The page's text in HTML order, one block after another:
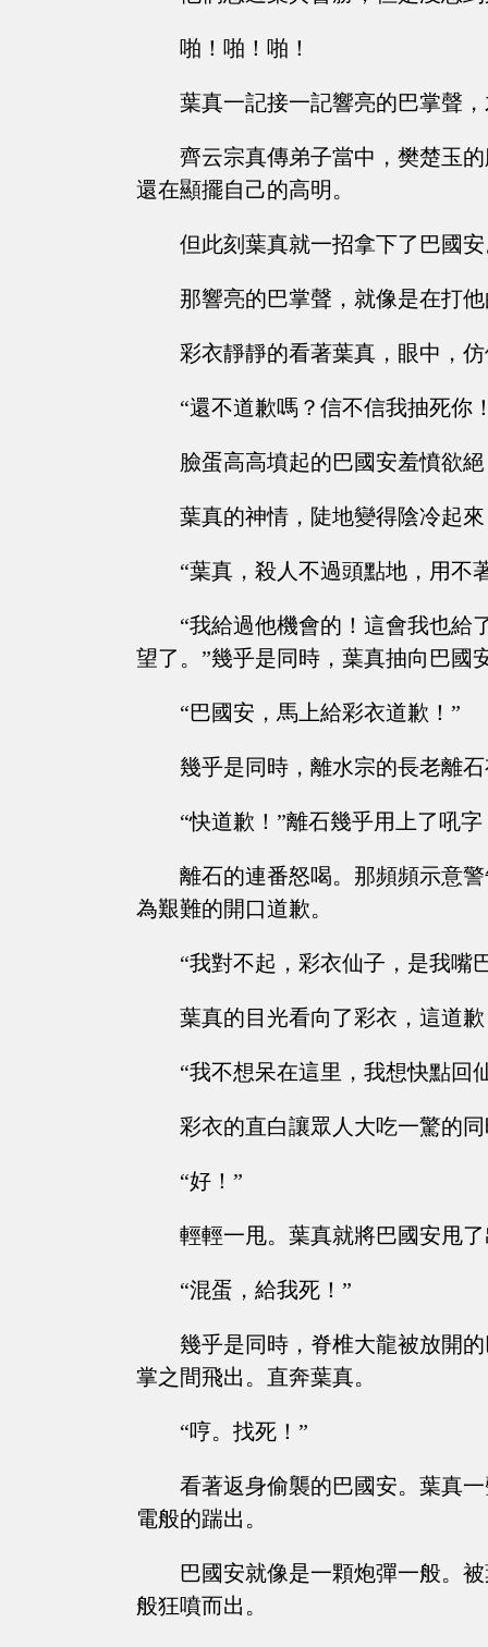
啪！啪！啪！
葉真一記接一記響亮的巴掌聲
齊云宗真傳弟子當中，樊楚玉
還在顯擺自己的高明。
但此刻葉真就一招拿下了巴國
那響亮的巴掌聲，就像是在打
彩衣靜靜的看著葉真，眼中，
“還不道歉嗎？信不信我抽死你
臉蛋高高墳起的巴國安羞憤欲
葉真的神情，陡地變得陰冷起
“葉真，殺人不過頭點地，用不
“我給過他機會的！這會我也給
望了。”幾乎是同時，葉真抽向巴國
“巴國安，馬上給彩衣道歉！”
幾乎是同時，離水宗的長老離
“快道歉！”離石幾乎用上了吼字
離石的連番怒喝。那頻頻示意
為艱難的開口道歉。
“我對不起，彩衣仙子，是我嘴
葉真的目光看向了彩衣，這道
“我不想呆在這里，我想快點回
彩衣的直白讓眾人大吃一驚的
“好！”
輕輕一甩。葉真就將巴國安甩
“混蛋，給我死！”
幾乎是同時，脊椎大龍被放開
掌之間飛出。直奔葉真。
“哼。找死！”
看著返身偷襲的巴國安。葉真
電般的踹出。
巴國安就像是一顆炮彈一般。
般狂噴而出。